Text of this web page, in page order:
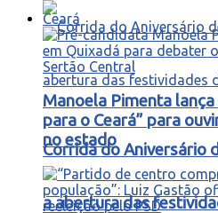
Corrida do Aniversário
a abertura das
Ceará
Manoela Pimenta
para o Ceará” para
no estado